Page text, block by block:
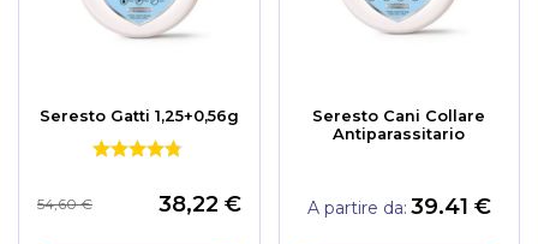
Seresto Gatti 1,25+0,56g
38,22 €
54,60 €
Seresto Cani Collare
Antiparassitario
A partire da 39.41 €